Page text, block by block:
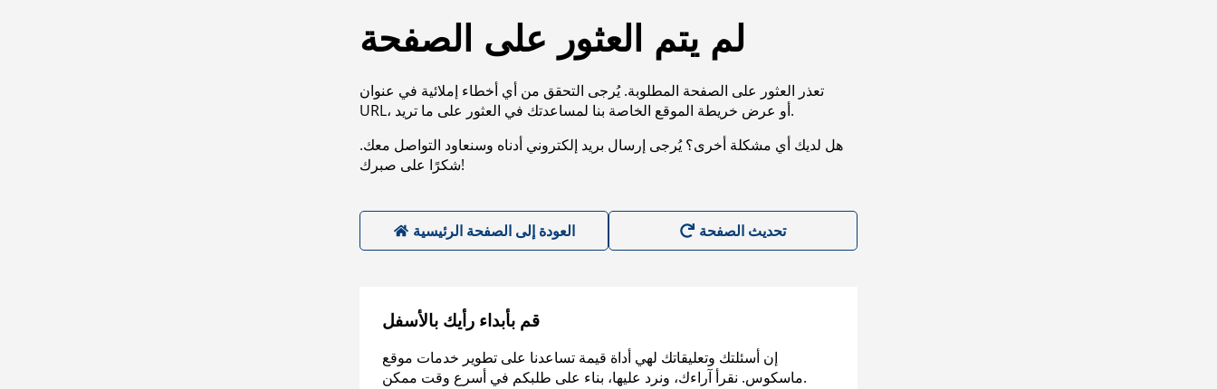
لم يتم العثور على الصفحة
تعذر العثور على الصفحة المطلوبة. يُرجى التحقق من أي أخطاء إملائية في عنوان
URL، أو عرض خريطة الموقع الخاصة بنا لمساعدتك في العثور على ما تريد.
هل لديك أي مشكلة أخرى؟ يُرجى إرسال بريد إلكتروني أدناه وسنعاود التواصل معك.
شكرًا على صبرك!
العودة إلى الصفحة الرئيسية
قم بأبداء رأيك بالأسفل
إن أسئلتك وتعليقاتك لهي أداة قيمة تساعدنا على تطوير خدمات موقع
ماسكوس. نقرأ آراءك، ونرد عليها، بناء على طلبكم في أسرع وقت ممكن.